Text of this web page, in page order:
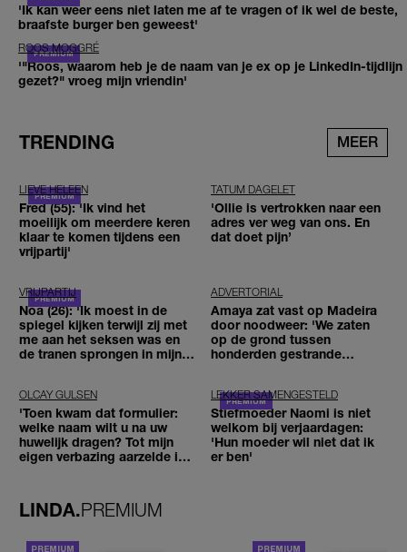
'Ik kan weer eens niet laten me af te vragen of ik wel de beste,
braafste burger ben geweest'
ROOS MOGGRÉ
'"Roos, waarom heb je de naam van je ex op je LinkedIn-tijdlijn
gezet?" vroeg mijn vriendin'
TRENDING MEER
LIEVE HELEEN
Fred (55): 'Ik vind het
moeilijk om meerdere keren
klaar te komen tijdens een
vrijpartij'
TATUM DAGELET
'Ollie is vertrokken naar een
adres ver weg van ons. En
dat doet pijn’
VRIJPARTIJ
Noa (26): 'Ik moest in de
spiegel kijken terwijl zij met
me aan het seksen was en
de tranen sprongen in mijn
ADVERTORIAL
Amaya zat vast op Madeira
door noodweer: 'We zaten
op de grond tussen
honderden gestrande
OLCAY GULSEN
'Toen kwam dat formulier:
welke naam wilt u na uw
huwelijk dragen? Tot mijn
eigen verbazing aarzelde ik
LEKKER SAMENGESTELD
Stiefmoeder Naomi is niet
welkom bij verjaardagen:
'Hun moeder wil niet dat ik
er ben'
LINDA.PREMIUM